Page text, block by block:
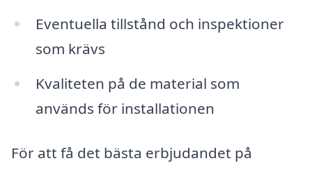
Eventuella tillstånd och inspektioner
som krävs
Kvaliteten på de material som
används för installationen
För att få det bästa erbjudandet på